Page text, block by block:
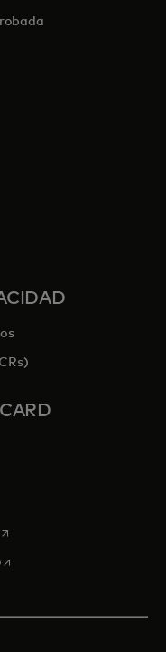
una pestaña nueva
pestaña nueva
en una pestaña nueva
se abre en una pestaña
se abre en una pestaña